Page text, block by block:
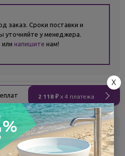
заказ. Сроки поставки и
уточняйте у менеджера.
или напишите нам!
2 118 ₽ x 4 платежа
Срок поставки
X